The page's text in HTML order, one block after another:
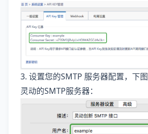
3. 设置您的SMTP 服务器配置，下
灵动的SMTP服务器：